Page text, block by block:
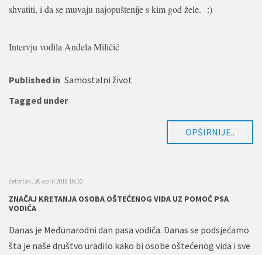
shvatiti, i da se muvaju najopuštenije s kim god žele. :)
Intervju vodila Anđela Miličić
Published in Samostalni život
Tagged under
OPŠIRNIJE..
četvrtak, 26 april 2018 16:10
ZNAČAJ KRETANJA OSOBA OŠTEĆENOG VIDA UZ POMOĆ PSA
VODIČA
Danas je Međunarodni dan pasa vodiča. Danas se podsjećamo
šta je naše društvo uradilo kako bi osobe oštećenog vida i sve